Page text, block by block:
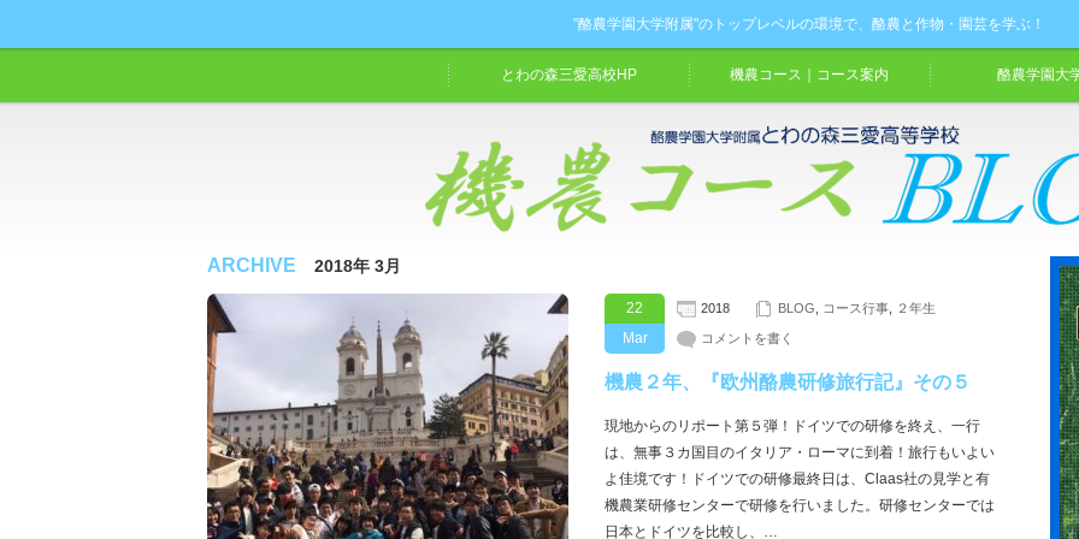
"酪農学園大学附属"のトップレベルの環境で、酪農と作物・園芸を学ぶ！
とわの森三愛高校HP 機農コース｜コース案内 酪農学園大
ARCHIVE 2018年 3月
22
Mar
2018 BLOG コース行事 ２年生
コメントを書く
機農２年、『欧州酪農研修旅行記』その５
現地からのリポート第５弾！ドイツでの研修を終え、一行
は、無事３カ国目のイタリア・ローマに到着！旅行もいよい
よ佳境です！ドイツでの研修最終日は、Claas社の見学と有
機農業研修センターで研修を行いました。研修センターでは
日本とドイツを比較し、…